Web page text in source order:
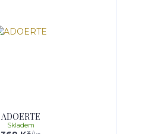
ADOERTE
Skladem